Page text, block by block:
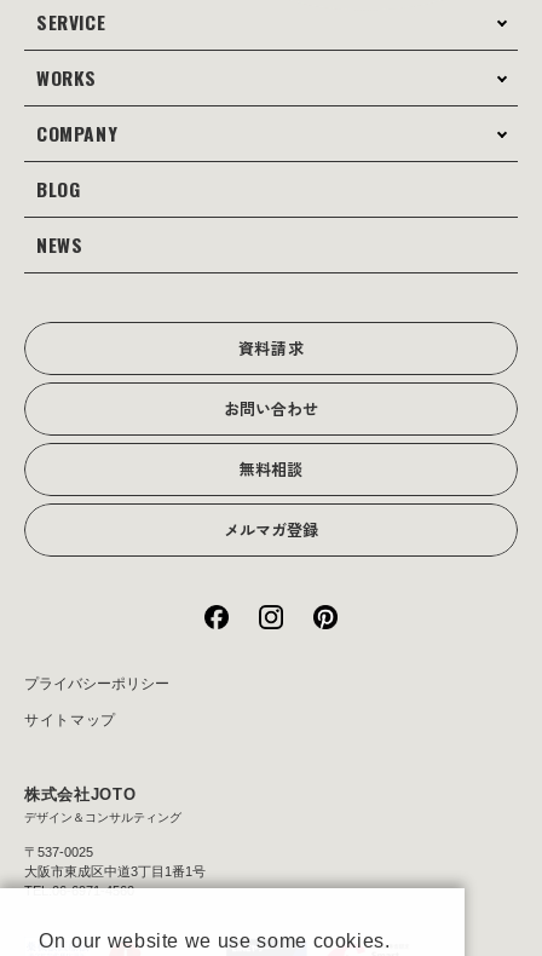
SERVICE
サービス案内
コンサルティング
Webサイト制作
Web広告･SEO対策
WORKS
制作事例
Web
グラフィック
COMPANY
会社案内
当社の強み
理念・経営戦略
会社沿革
BLOG
JOTOブログ
NEWS
資料請求
お問い合わせ
無料相談
メルマガ登録
プライバシーポリシー
サイトマップ
株式会社JOTO
デザイン＆コンサルティング
〒537-0025
大阪市東成区中道3丁目1番1号
TEL:06-6971-4560
On our website we use some cookies.